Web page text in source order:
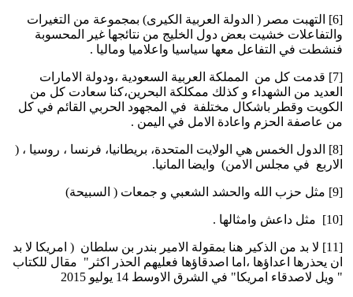
[6] التهبت مصر ( الدولة العربية الكيرى) بمجموعة من التغيرات
والتفاعلات خشيت بعض دول الخليج من نتائجها غير المحسوبة
فنشطت في التفاعل معها سياسيا واعلاميا وماليا .
[7] قدمت كل من المملكة العربية السعودية ،ودولة الامارات
العديد من الشهداء و كذلك ممكلكة البحرين،كنا سعادت كل من
الكويت وقطر باشكال مختلفة في المجهود الحربي القائم في كل
من عاصفة الحزم واعادة الامل في اليمن .
[8] الدول الخمس هي الولايت المتحدة، بريطانيا، فرنسا ، روسيا ، (
الاربع في مجلس الامن) وايضا المانيا.
[9] مثل حزب الله والحشد الشعبي و جمعات ( السبيحة)
[10] مثل داعش وامثالها .
[11] لا بد من الذكير هنا بمقولة الامير بندر بن سلطان ( امريكا لا بد
ان يحذرها اعداؤها ،اما اصدقاؤها فعليهم الحذر اكثر" مقال للكتاب
" ويل لاصدقاء امريكا" في الشرق الاوسط 14 يوليو 2015